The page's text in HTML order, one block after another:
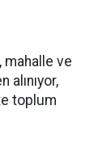
mahalle ve
alınıyor,
toplum